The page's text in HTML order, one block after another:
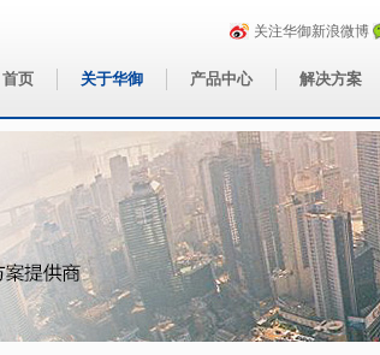
关注华御新浪微博
首页 关于华御 产品中心 解决方案